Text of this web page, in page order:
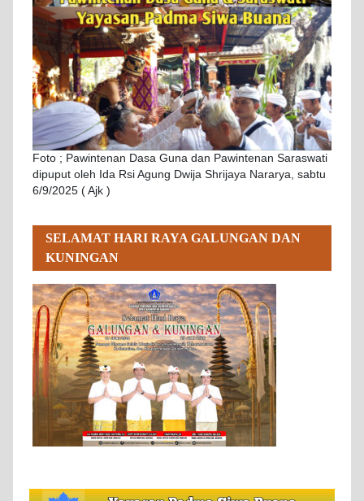
Foto ; Pawintenan Dasa Guna dan Pawintenan Saraswati
dipuput oleh Ida Rsi Agung Dwija Shrijaya Nararya, sabtu
6/9/2025 ( Ajk )
SELAMAT HARI RAYA GALUNGAN DAN
KUNINGAN